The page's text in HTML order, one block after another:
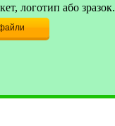
логотип або зразок.